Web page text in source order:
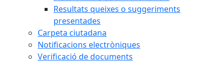
Resultats queixes o suggeriments
presentades
Carpeta ciutadana
Notificacions electròniques
Verificació de documents